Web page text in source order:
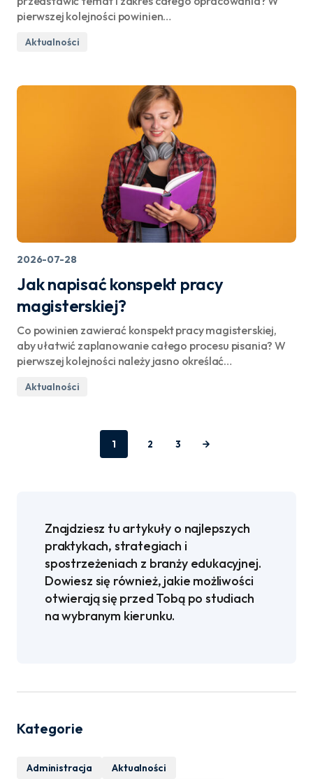
pierwszej kolejności powinien…
Aktualności
2026-07-28
Jak napisać konspekt pracy
magisterskiej?
Co powinien zawierać konspekt pracy magisterskiej,
aby ułatwić zaplanowanie całego procesu pisania? W
pierwszej kolejności należy jasno określać…
Aktualności
1 2 3
Znajdziesz tu artykuły o najlepszych
praktykach, strategiach i
spostrzeżeniach z branży edukacyjnej.
Dowiesz się również, jakie możliwości
otwierają się przed Tobą po studiach
na wybranym kierunku.
Kategorie
Administracja
Aktualności